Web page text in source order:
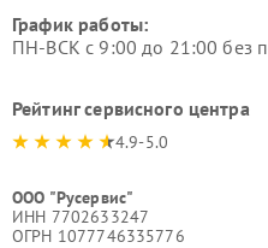
График работы:
ПН-ВСК с 9:00 до 21:00 без
Рейтинг сервисного центра
4.9-5.0
ООО "Русервис"
ИНН 7702633247
ОГРН 1077746335776